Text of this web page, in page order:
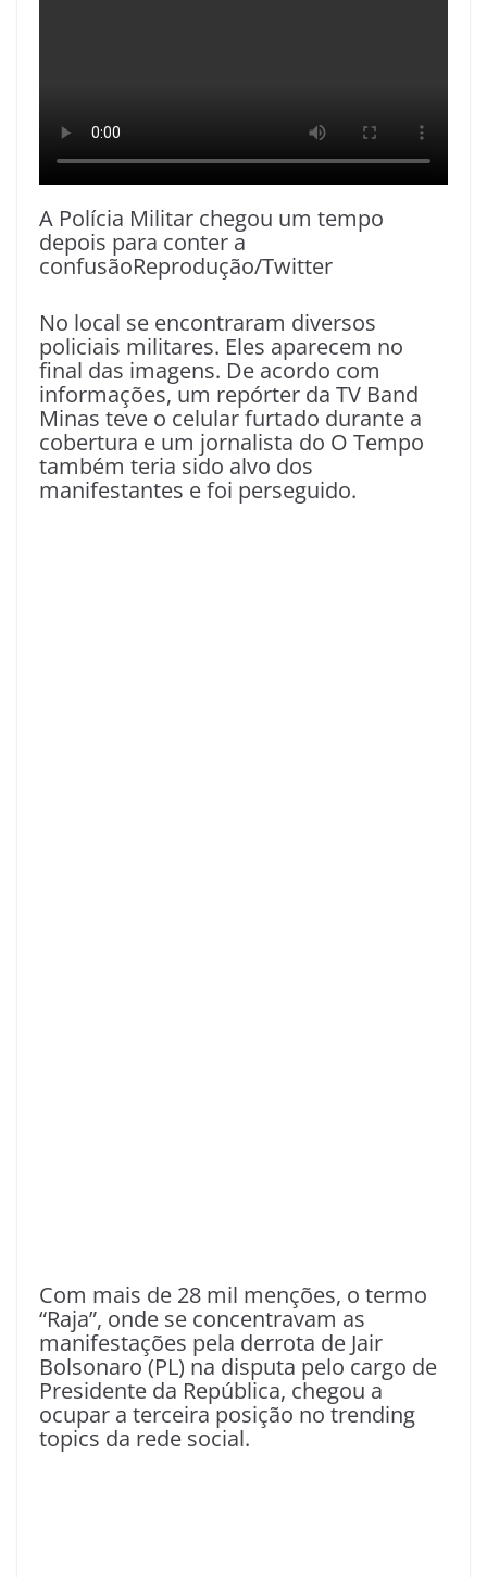
A Polícia Militar chegou um tempo
depois para conter a
confusãoReprodução/Twitter
No local se encontraram diversos
policiais militares. Eles aparecem no
final das imagens. De acordo com
informações, um repórter da TV Band
Minas teve o celular furtado durante a
cobertura e um jornalista do O Tempo
também teria sido alvo dos
manifestantes e foi perseguido.
Com mais de 28 mil menções, o termo
“Raja”, onde se concentravam as
manifestações pela derrota de Jair
Bolsonaro (PL) na disputa pelo cargo de
Presidente da República, chegou a
ocupar a terceira posição no trending
topics da rede social.